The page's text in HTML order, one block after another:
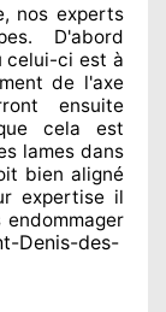
nos experts
D'abord
celui-ci est à
de l'axe
ensuite
cela est
lames dans
bien aligné
expertise il
Denis-des-